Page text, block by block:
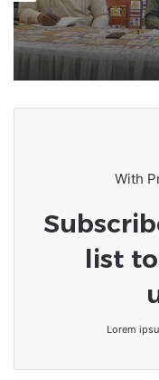
Togo :
qualité
continue
With
list
Lorem